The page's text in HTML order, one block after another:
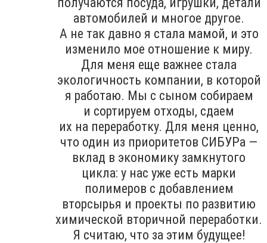
автомобилей и многое другое.
А не так давно я стала мамой, и это
изменило мое отношение к миру.
Для меня еще важнее стала
экологичность компании, в которой
я работаю. Мы с сыном собираем
и сортируем отходы, сдаем
их на переработку. Для меня ценно,
что один из приоритетов СИБУРа —
вклад в экономику замкнутого
цикла: у нас уже есть марки
полимеров с добавлением
вторсырья и проекты по развитию
химической вторичной переработки.
Я считаю, что за этим будущее!